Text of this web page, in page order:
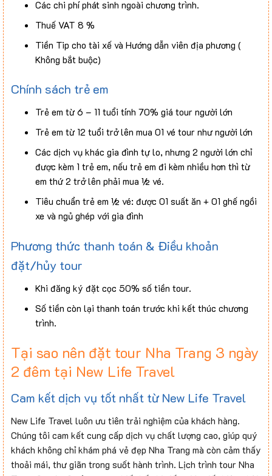
Các chi phí phát sinh ngoài chương trình.
Thuế VAT 8 %
Tiền Tip cho tài xế và Hướng dẫn viên địa phương (
Không bắt buộc)
Chính sách trẻ em
Trẻ em từ 6 – 11 tuổi tính 70% giá tour người lớn
Trẻ em từ 12 tuổi trở lên mua 01 vé tour như người lớn
Các dịch vụ khác gia đình tự lo, nhưng 2 người lớn chỉ
được kèm 1 trẻ em, nếu trẻ em đi kèm nhiều hơn thì từ
em thứ 2 trở lên phải mua ½ vé.
Tiêu chuẩn trẻ em ½ vé: được 01 suất ăn + 01 ghế ngồi
xe và ngủ ghép với gia đình
Phương thức thanh toán & Điều khoản
đặt/hủy tour
Khi đăng ký đặt cọc 50% số tiền tour.
Số tiền còn lại thanh toán trước khi kết thúc chương
trình.
Tại sao nên đặt tour Nha Trang 3 ngày
2 đêm tại New Life Travel
Cam kết dịch vụ tốt nhất từ New Life Travel
New Life Travel luôn ưu tiên trải nghiệm của khách hàng.
Chúng tôi cam kết cung cấp dịch vụ chất lượng cao, giúp quý
khách không chỉ khám phá vẻ đẹp Nha Trang mà còn cảm thấy
thoải mái, thư giãn trong suốt hành trình. Lịch trình tour Nha